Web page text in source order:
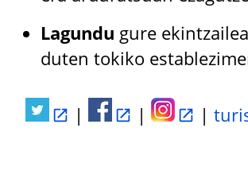
Lagundu gure
duten tokiko
| | |